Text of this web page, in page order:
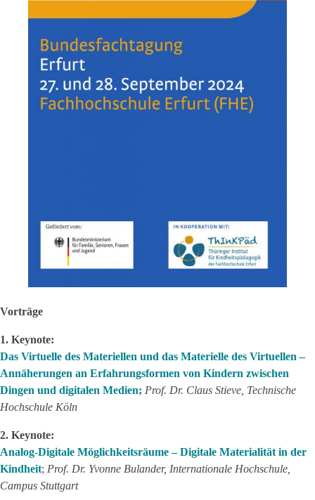
Vorträge
1. Keynote:
Das Virtuelle des Materiellen und das Materielle des Virtuellen –
Annäherungen an Erfahrungsformen von Kindern zwischen
Dingen und digitalen Medien; Prof. Dr. Claus Stieve, Technische
Hochschule Köln
2. Keynote:
Analog-Digitale Möglichkeitsräume – Digitale Materialität in der
Kindheit; Prof. Dr. Yvonne Bulander, Internationale Hochschule,
Campus Stuttgart